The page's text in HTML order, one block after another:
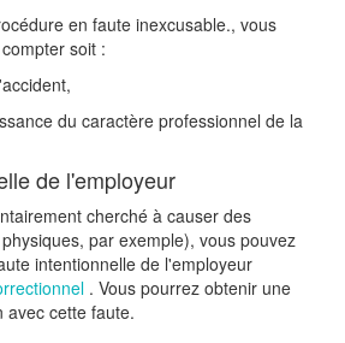
en faute inexcusable., vous
soit :
du caractère professionnel de la
de l'employeur
cherché à causer des
par exemple), vous pouvez
intentionnelle de l'employeur
. Vous pourrez obtenir une
avec cette faute.